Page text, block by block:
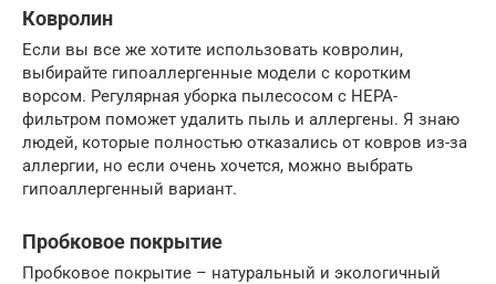
Ковролин
Если вы все же хотите использовать ковролин,
выбирайте гипоаллергенные модели с коротким
ворсом. Регулярная уборка пылесосом с HEPA-
фильтром поможет удалить пыль и аллергены. Я знаю
людей, которые полностью отказались от ковров из-за
аллергии, но если очень хочется, можно выбрать
гипоаллергенный вариант.
Пробковое покрытие
Пробковое покрытие – натуральный и экологичный